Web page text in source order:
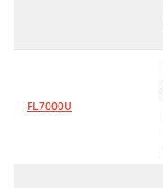
FL7000U